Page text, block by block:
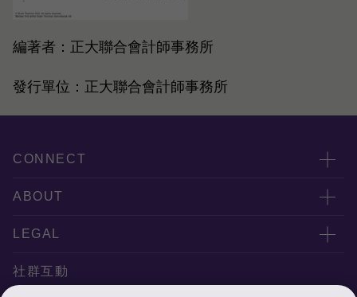
編著者：正大聯合會計師事務所
發行單位：正大聯合會計師事務所
CONNECT
服務團隊
服務據點
ABOUT
關於正大
專業服務
LEGAL
隱私政策
社群互動